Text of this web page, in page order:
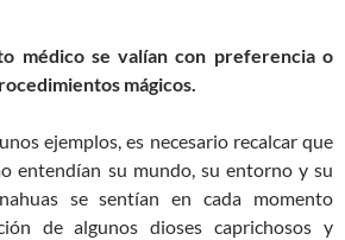
médico se valían con preferencia o
mágicos.
ejemplos, es necesario recalcar que
entendían su mundo, su entorno y su
se sentían en cada momento
de algunos dioses caprichosos y